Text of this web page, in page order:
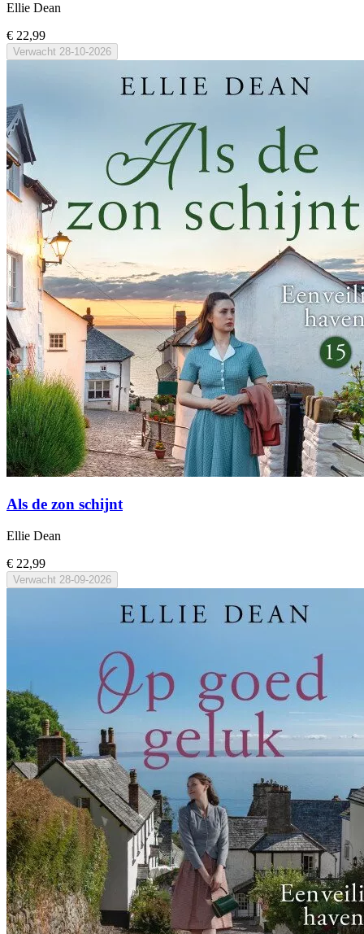
Ellie Dean
€ 22,99
Verwacht 28-10-2026
Als de zon schijnt
Ellie Dean
€ 22,99
Verwacht 28-09-2026